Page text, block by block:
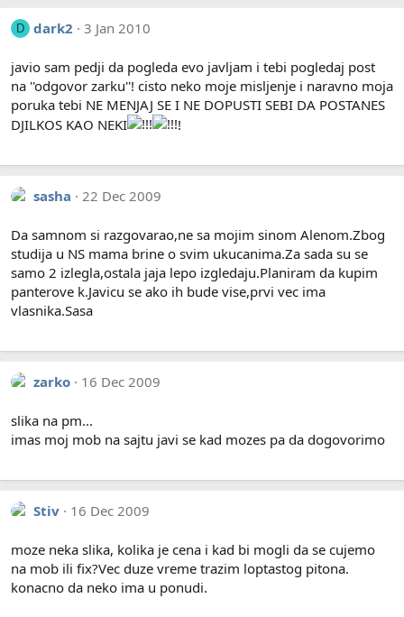
D dark2 3 Jan 2010
javio sam pedji da pogleda evo javljam i tebi pogledaj post
na ''odgovor zarku''! cisto neko moje misljenje i naravno moja
poruka tebi NE MENJAJ SE I NE DOPUSTI SEBI DA POSTANES
DJILKOS KAO NEKI
!
sasha 22 Dec 2009
Da samnom si razgovarao,ne sa mojim sinom Alenom.Zbog
studija u NS mama brine o svim ukucanima.Za sada su se
samo 2 izlegla,ostala jaja lepo izgledaju.Planiram da kupim
panterove k.Javicu se ako ih bude vise,prvi vec ima
vlasnika.Sasa
zarko 16 Dec 2009
slika na pm...
imas moj mob na sajtu javi se kad mozes pa da dogovorimo
Stiv 16 Dec 2009
moze neka slika, kolika je cena i kad bi mogli da se cujemo
na mob ili fix?Vec duze vreme trazim loptastog pitona.
konacno da neko ima u ponudi.